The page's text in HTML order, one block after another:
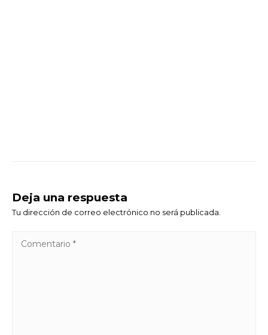
Deja una respuesta
Tu dirección de correo electrónico no será publicada.